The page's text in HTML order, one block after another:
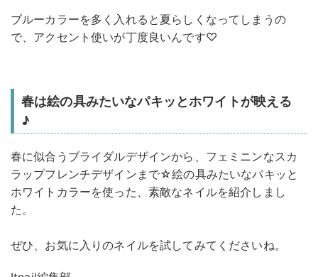
ブルーカラーを多く入れると夏らしくなってしまうの
で、アクセント使いが丁度良いんです♡
春は絵の具みたいなパキッとホワイトが映える
♪
春に似合うブライダルデザインから、フェミニンなスカ
ラップフレンチデザインまで☆絵の具みたいなパキッと
ホワイトカラーを使った、素敵なネイルを紹介しまし
た。
ぜひ、お気に入りのネイルを試してみてくださいね。